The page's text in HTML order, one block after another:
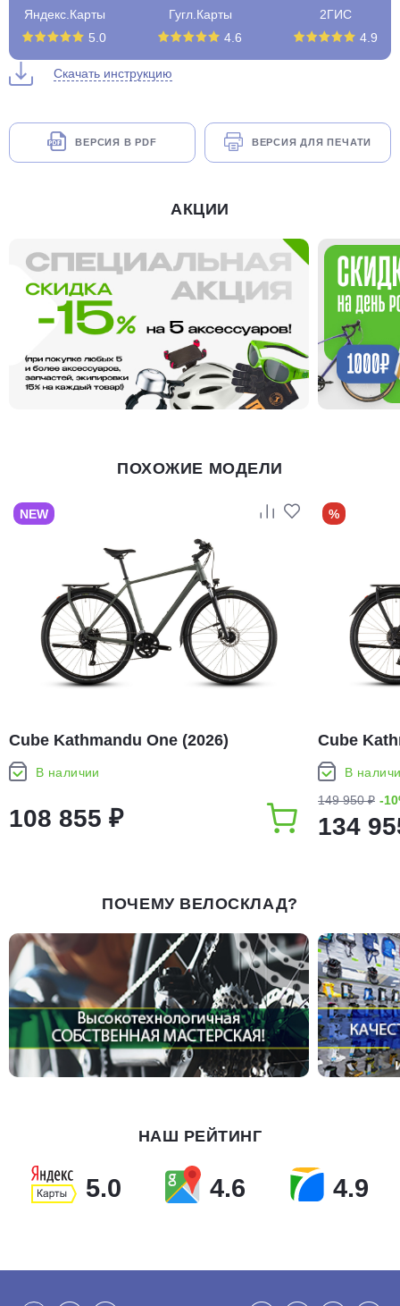
Яндекс.Карты
5.0
Гугл.Карты
4.6
2ГИС
4.9
Скачать инструкцию
ВЕРСИЯ В PDF ВЕРСИЯ ДЛЯ ПЕЧАТИ
АКЦИИ
ПОХОЖИЕ МОДЕЛИ
NEW
Cube Kathmandu One (2026)
В наличии
108 855 ₽
%
Cube
В
149 950 ₽ -
134
ПОЧЕМУ ВЕЛОСКЛАД?
НАШ РЕЙТИНГ
5.0 4.6 4.9